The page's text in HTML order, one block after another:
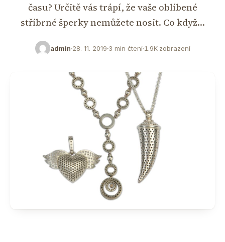
času? Určitě vás trápí, že vaše oblíbené
stříbrné šperky nemůžete nosit. Co když…
admin 28. 11. 2019 3 min čtení1.9K zobrazení